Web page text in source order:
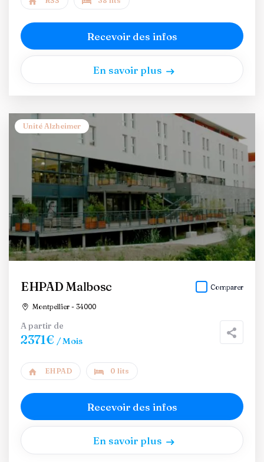
Recevoir des infos
En savoir plus
Unité Alzheimer
EHPAD Malbosc
Montpellier - 34000
Comparer
A partir de
2371€ / Mois
EHPAD 0 lits
Recevoir des infos
En savoir plus